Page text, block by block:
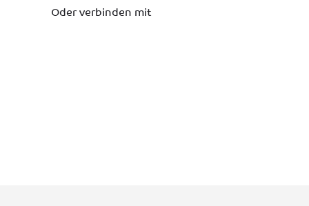
Oder verbinden mit